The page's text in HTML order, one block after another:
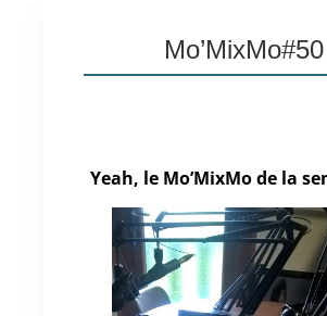
Mo’MixMo#50
Yeah, le Mo’MixMo de la